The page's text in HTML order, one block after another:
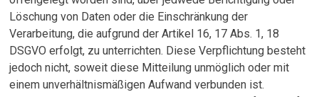
Löschung von Daten oder die Einschränkung der
Verarbeitung, die aufgrund der Artikel 16, 17 Abs. 1, 18
DSGVO erfolgt, zu unterrichten. Diese Verpflichtung besteht
jedoch nicht, soweit diese Mitteilung unmöglich oder mit
einem unverhältnismäßigen Aufwand verbunden ist.